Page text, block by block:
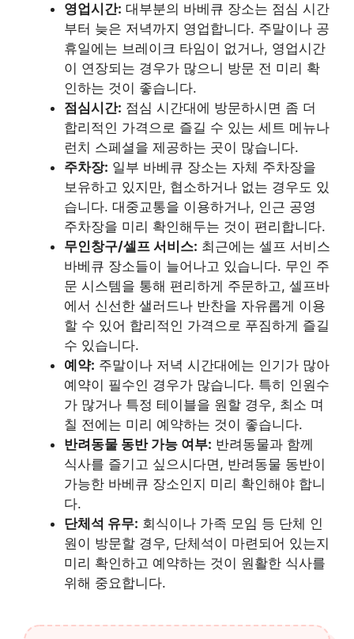
영업시간: 대부분의 바베큐 장소는 점심 시간
부터 늦은 저녁까지 영업합니다. 주말이나 공
휴일에는 브레이크 타임이 없거나, 영업시간
이 연장되는 경우가 많으니 방문 전 미리 확
인하는 것이 좋습니다.
점심시간: 점심 시간대에 방문하시면 좀 더
합리적인 가격으로 즐길 수 있는 세트 메뉴나
런치 스페셜을 제공하는 곳이 많습니다.
주차장: 일부 바베큐 장소는 자체 주차장을
보유하고 있지만, 협소하거나 없는 경우도 있
습니다. 대중교통을 이용하거나, 인근 공영
주차장을 미리 확인해두는 것이 편리합니다.
무인창구/셀프 서비스: 최근에는 셀프 서비스
바베큐 장소들이 늘어나고 있습니다. 무인 주
문 시스템을 통해 편리하게 주문하고, 셀프바
에서 신선한 샐러드나 반찬을 자유롭게 이용
할 수 있어 합리적인 가격으로 푸짐하게 즐길
수 있습니다.
예약: 주말이나 저녁 시간대에는 인기가 많아
예약이 필수인 경우가 많습니다. 특히 인원수
가 많거나 특정 테이블을 원할 경우, 최소 며
칠 전에는 미리 예약하는 것이 좋습니다.
반려동물 동반 가능 여부: 반려동물과 함께
식사를 즐기고 싶으시다면, 반려동물 동반이
가능한 바베큐 장소인지 미리 확인해야 합니
다.
단체석 유무: 회식이나 가족 모임 등 단체 인
원이 방문할 경우, 단체석이 마련되어 있는지
미리 확인하고 예약하는 것이 원활한 식사를
위해 중요합니다.